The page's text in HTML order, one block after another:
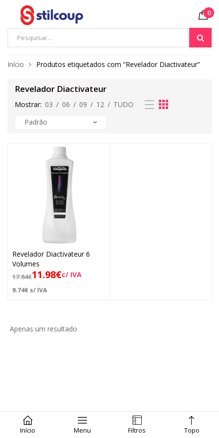
0
Início Menu Filtros Topo
Início Produtos etiquetados com “Revelador Diactivateur”
Revelador Diactivateur
Mostrar: 03 / 06 / 09 / 12 / TUDO
Revelador Diactivateur 6
Volumes
17.84€11.98€c/ IVA
9.74€ s/ IVA
Apenas um resultado